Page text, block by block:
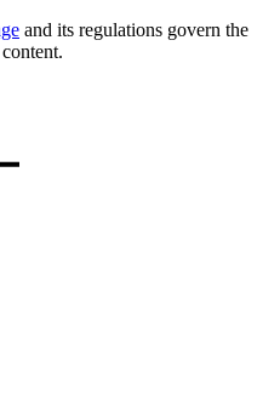
and its regulations govern the